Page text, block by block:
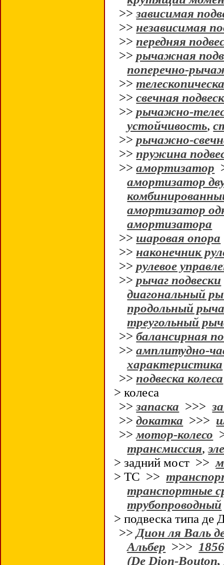
>>зависимая
>> независимая
>>передняя
>>рычажная
поперечно-
>>
>>свечная
>>рычажно-
устойчивость,
>>рычажно-
>>пружина
>>амортизатор
амортизатор
амортизатор
амортизатора
>> шаровая опора
>> наконечник
>>рулевое
>>рычаг подвески
диагональный
продольный
треугольный
>>балансирная
>>амплитудно-
характеристика
>>подвеска колеса
> колеса
>>запаска >>>
>>докатка >>>
>>мотор-колесо
трансмиссия,
> задний мост >>
> ТС >>
транспортные
трубопроводный
> подвеска типа де
>>Дион ля Валь
Альбер >>>
(De Dion-